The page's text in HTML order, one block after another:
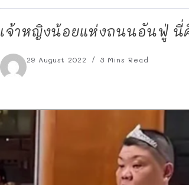
เจ้าหญิงน้อยแห่งถนนอันฟู่ นี่
29 August 2022 3 Mins Read